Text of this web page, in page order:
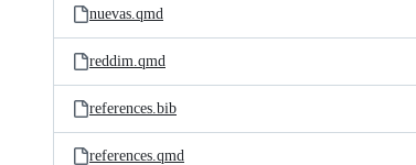
nuevas.qmd
reddim.qmd
references.bib
references.qmd